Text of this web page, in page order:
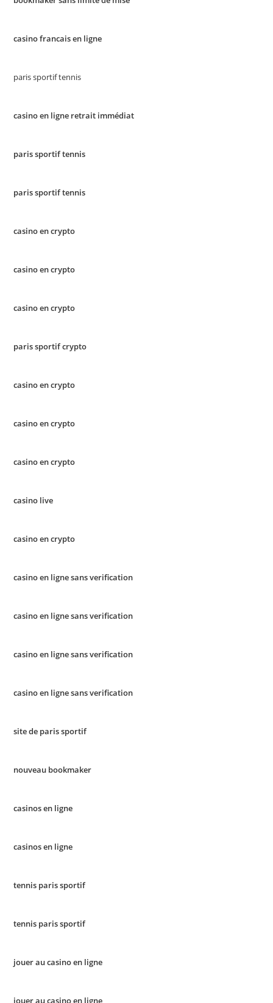
casino francais en ligne
paris sportif tennis
casino en ligne retrait immédiat
paris sportif tennis
paris sportif tennis
casino en crypto
casino en crypto
casino en crypto
paris sportif crypto
casino en crypto
casino en crypto
casino en crypto
casino live
casino en crypto
casino en ligne sans verification
casino en ligne sans verification
casino en ligne sans verification
casino en ligne sans verification
site de paris sportif
nouveau bookmaker
casinos en ligne
casinos en ligne
tennis paris sportif
tennis paris sportif
jouer au casino en ligne
jouer au casino en ligne